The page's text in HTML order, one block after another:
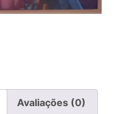
Avaliações (0)